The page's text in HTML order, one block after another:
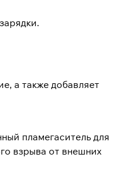
а также добавляет
пламегаситель для
взрыва от внешних